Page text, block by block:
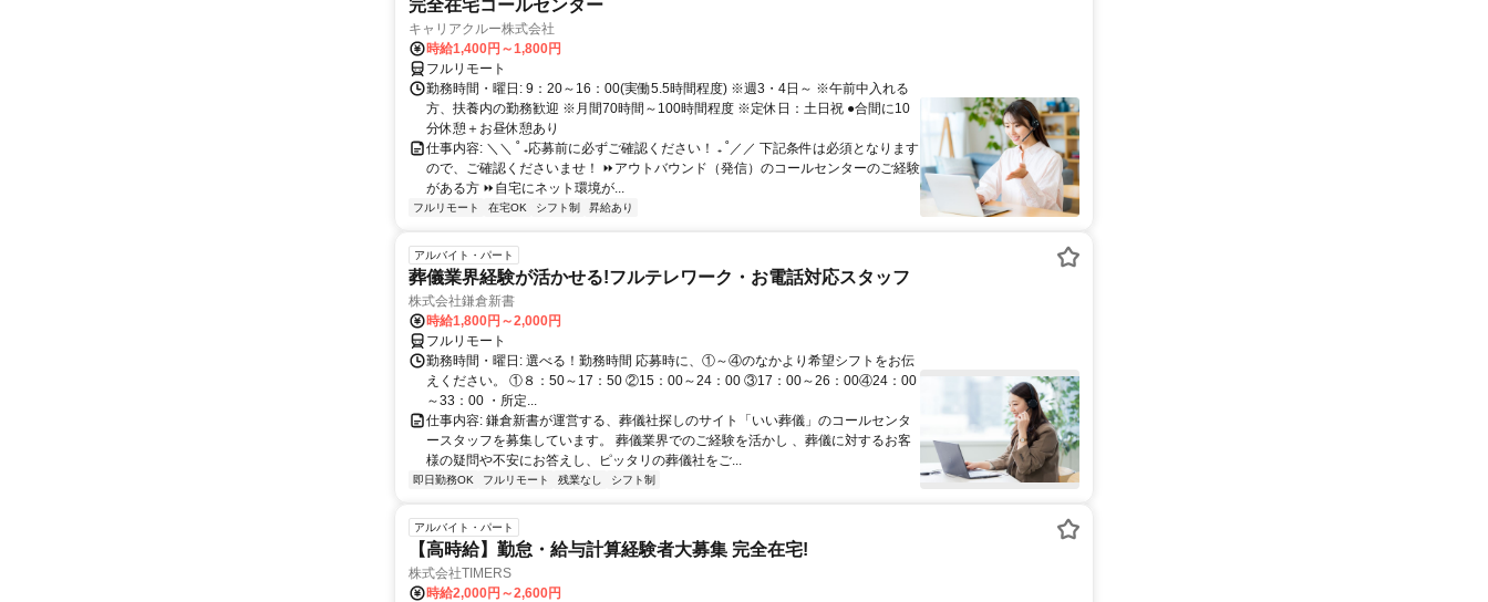
完全在宅コールセンター
キャリアクルー株式会社
時給1,400円～1,800円
フルリモート
勤務時間・曜日: 9：20～16：00(実働5.5時間程度) ※週3・4日～ ※午前中入れる
方、扶養内の勤務歓迎 ※月間70時間～100時間程度 ※定休日：土日祝 ●合間に10
分休憩＋お昼休憩あり
仕事内容: ＼＼ ˚ ₊応募前に必ずご確認ください！ ₊ ˚／／ 下記条件は必須となります
ので、ご確認くださいませ！ ⏩アウトバウンド（発信）のコールセンターのご経験
がある方 ⏩自宅にネット環境が...
フルリモート 在宅OK シフト制 昇給あり
アルバイト・パート
葬儀業界経験が活かせる!フルテレワーク・お電話対応スタッフ
株式会社鎌倉新書
時給1,800円～2,000円
フルリモート
勤務時間・曜日: 選べる！勤務時間 応募時に、①～④のなかより希望シフトをお伝
えください。 ①８：50～17：50 ②15：00～24：00 ③17：00～26：00④24：00
～33：00 ・所定...
仕事内容: 鎌倉新書が運営する、葬儀社探しのサイト「いい葬儀」のコールセンタ
ースタッフを募集しています。 葬儀業界でのご経験を活かし 、葬儀に対するお客
様の疑問や不安にお答えし、ピッタリの葬儀社をご...
即日勤務OK フルリモート 残業なし シフト制
アルバイト・パート
【高時給】勤怠・給与計算経験者大募集 完全在宅!
株式会社TIMERS
時給2,000円～2,600円